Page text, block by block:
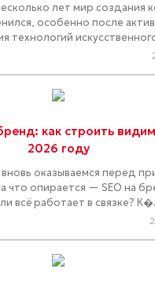
лет мир создания
особенно после
технологий
как строить
2026 году
оказываемся перед
что опирается — SEO на
всё работает в связке?